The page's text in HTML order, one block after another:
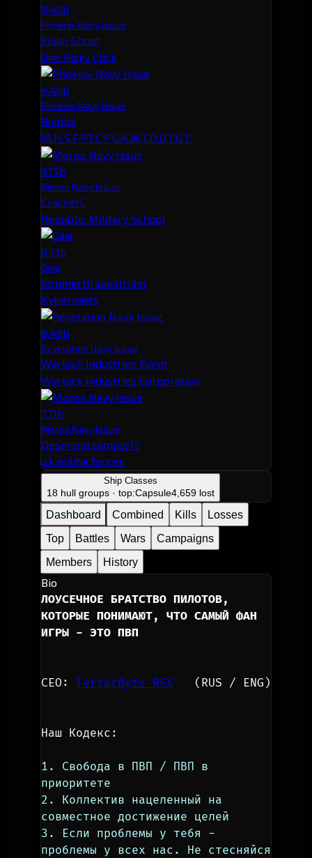
9.40b
Phoenix Navy Issue
Elijah Ghost
One Risky Click
9.40b
Phoenix Navy Issue
Bumps
M.H.S.F.P.T.C.P.G.A.W.T.D.O.T.G.T.
9.15b
Moros Navy Issue
CrackerC
Republic Military School
8.73b
Gaia
lorumerth sunstrider
Kybernauts
8.48b
Revelation Navy Issue
Warlock Industries Event
Warlock Industries Corporation
7.71b
Moros Navy Issue
Desmond sample17
u.k militia forces
Ship Classes
18 hull groups · top:Capsule4,659 lost
Dashboard Combined Kills
Losses
Top
Battles Wars
Campaigns
Members
History
Bio
ЛОУСЕЧНОЕ БРАТСТВО ПИЛОТОВ,
КОТОРЫЕ ПОНИМАЮТ, ЧТО САМЫЙ ФАН
ИГРЫ - ЭТО ПВП
CEO: TerrorByte REX
   (RUS / ENG)
Наш Кодекс:
1. Свобода в ПВП / ПВП в
приоритете
2. Коллектив нацеленный на
совместное достижение целей
3. Если проблемы у тебя -
проблемы у всех нас. Не стесняйся